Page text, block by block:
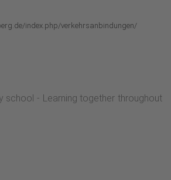
index.php/verkehrsanbindungen/
school - Learning together throughout